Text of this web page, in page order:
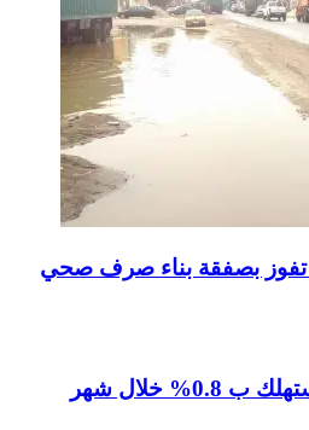
الشركة الصينية CMEC تفوز بصفقة بناء صرف صحي
ارتفاع مؤشر أسعار المستهلك ب 0.8% خلال شهر